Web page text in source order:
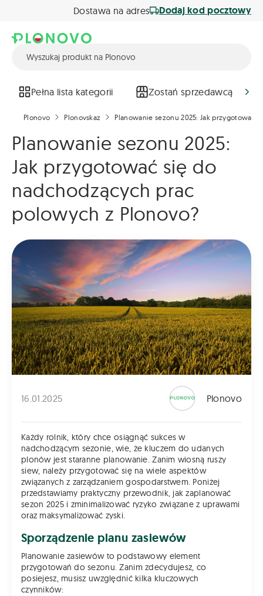
Dostawa na adres Dodaj kod pocztowy
Pełna lista kategorii Zostań sprzedawcą
Plonovo Plonovskaz Planowanie sezonu 2025: Jak przygotować
Planowanie sezonu 2025:
Jak przygotować się do
nadchodzących prac
polowych z Plonovo?
16.01.2025 Plonovo
Każdy rolnik, który chce osiągnąć sukces w
nadchodzącym sezonie, wie, że kluczem do udanych
plonów jest staranne planowanie. Zanim wiosną ruszy
siew, należy przygotować się na wiele aspektów
związanych z zarządzaniem gospodarstwem. Poniżej
przedstawiamy praktyczny przewodnik, jak zaplanować
sezon 2025 i zminimalizować ryzyko związane z uprawami
oraz maksymalizować zyski.
Sporządzenie planu zasiewów
Planowanie zasiewów to podstawowy element
przygotowań do sezonu. Zanim zdecydujesz, co
posiejesz, musisz uwzględnić kilka kluczowych
czynników: